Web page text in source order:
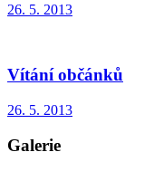
26. 5. 2013
Vítání občánků
26. 5. 2013
Galerie